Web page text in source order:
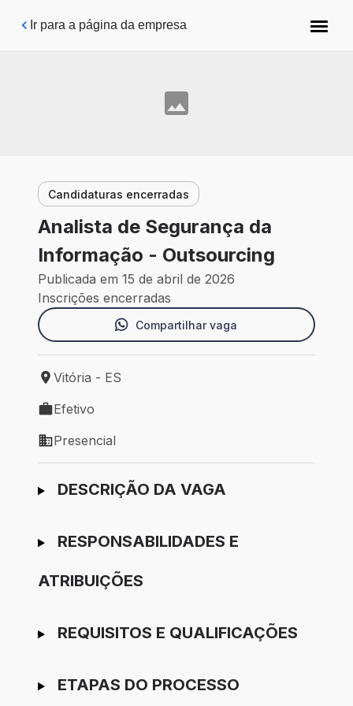
Pular para o conteúdo principal
Ir para a página da empresa
Candidaturas encerradas
Analista de Segurança da
Informação - Outsourcing
Publicada em 15 de abril de 2026
Inscrições encerradas
Compartilhar vaga
Local de trabalho: Vitória - ES
Vitória - ES
Tipo de vaga: Efetivo
Efetivo
Modelo de trabalho: Presencial
Presencial
Ir para candidatura
DESCRIÇÃO DA VAGA
RESPONSABILIDADES E
ATRIBUIÇÕES
REQUISITOS E QUALIFICAÇÕES
ETAPAS DO PROCESSO